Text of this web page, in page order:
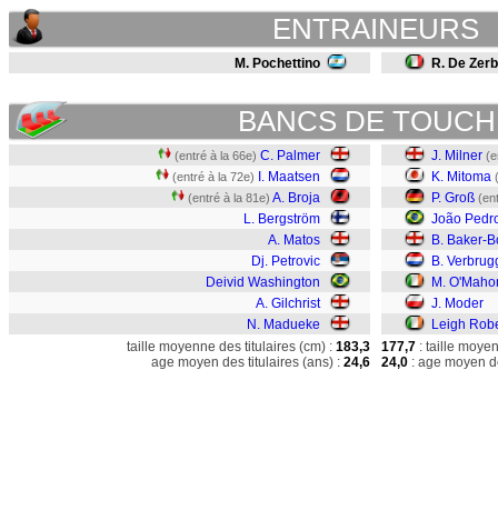
ENTRAINEURS
M. Pochettino R. De
BANCS DE
(entré à la 66e) C. Palmer
(entré à la 72e) I. Maatsen
(entré à la 81e) A. Broja
L. Bergström
A. Matos
Dj. Petrovic
Deivid Washington
A. Gilchrist
N. Madueke
J. Milner
K. Mitoma
P. Groß
João
B. Baker-
B.
M.
J. Moder
Leigh
taille moyenne des titulaires (cm) : 183,3
age moyen des titulaires (ans) : 24,6
177,7 : taille
24,0 : age moyen